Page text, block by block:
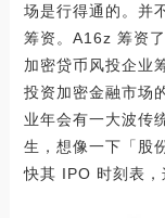
场是行得通的。并
筹资。A16z 筹资
加密贷币风投企业
投资加密金融市场
业年会有一大波传
生，想像一下「股
快其 IPO 时刻表，